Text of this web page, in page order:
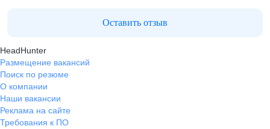
Оставить отзыв
HeadHunter
Размещение вакансий
Поиск по резюме
О компании
Наши вакансии
Реклама на сайте
Требования к ПО